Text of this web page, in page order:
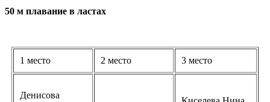
50 м плавание в ластах
1 место 2 место 3 место
Денисова